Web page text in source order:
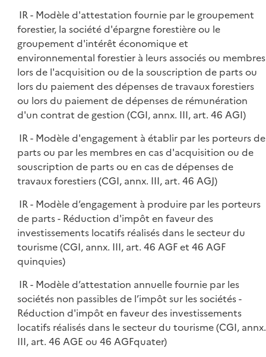
IR - Modèle d'attestation fournie par le groupement
forestier, la société d'épargne forestière ou le
groupement d'intérêt économique et
environnemental forestier à leurs associés ou membres
lors de l'acquisition ou de la souscription de parts ou
lors du paiement des dépenses de travaux forestiers
ou lors du paiement de dépenses de rémunération
d'un contrat de gestion (CGI, annx. III, art. 46 AGI)
IR - Modèle d'engagement à établir par les porteurs de
parts ou par les membres en cas d'acquisition ou de
souscription de parts ou en cas de dépenses de
travaux forestiers (CGI, annx. III, art. 46 AGJ)
IR - Modèle d’engagement à produire par les porteurs
de parts - Réduction d'impôt en faveur des
investissements locatifs réalisés dans le secteur du
tourisme (CGI, annx. III, art. 46 AGF et 46 AGF
quinquies)
IR - Modèle d’attestation annuelle fournie par les
sociétés non passibles de l’impôt sur les sociétés -
Réduction d'impôt en faveur des investissements
locatifs réalisés dans le secteur du tourisme (CGI, annx.
III, art. 46 AGE ou 46 AGFquater)